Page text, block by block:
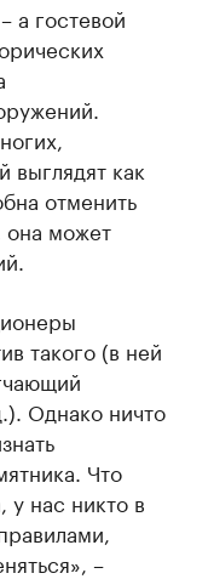
а гостевой
как
отменить
она может
такого (в ней
Однако ничто
Что
у нас никто в
–